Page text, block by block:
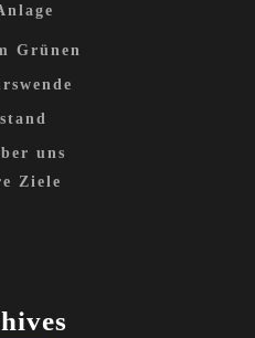
Grünen
uns
Ziele